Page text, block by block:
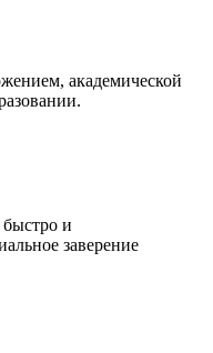
академической
и
заверение